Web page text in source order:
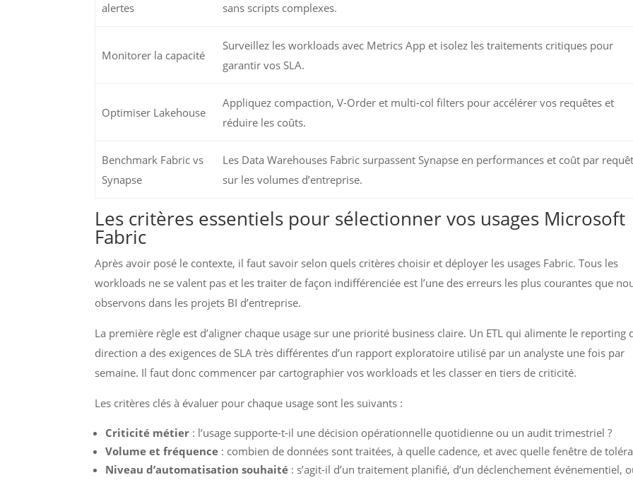
alertes
sans scripts complexes.
Monitorer la capacité
Surveillez les workloads avec Metrics App et isolez les traitements critiques pour
garantir vos SLA.
Optimiser Lakehouse
Appliquez compaction, V-Order et multi-col filters pour accélérer vos requêtes et
réduire les coûts.
Benchmark Fabric vs
Synapse
Les Data Warehouses Fabric surpassent Synapse en performances et coût par
sur les volumes d’entreprise.
Les critères essentiels pour sélectionner vos usages Microsoft
Fabric
Après avoir posé le contexte, il faut savoir selon quels critères choisir et déployer les usages Fabric. Tous les
workloads ne se valent pas et les traiter de façon indifférenciée est l’une des erreurs les plus courantes que
observons dans les projets BI d’entreprise.
La première règle est d’aligner chaque usage sur une priorité business claire. Un ETL qui alimente le reporting
direction a des exigences de SLA très différentes d’un rapport exploratoire utilisé par un analyste une fois par
semaine. Il faut donc commencer par cartographier vos workloads et les classer en tiers de criticité.
Les critères clés à évaluer pour chaque usage sont les suivants :
Criticité métier : l’usage supporte-t-il une décision opérationnelle quotidienne ou un audit trimestriel ?
Volume et fréquence : combien de données sont traitées, à quelle cadence, et avec quelle fenêtre de
Niveau d’automatisation souhaité : s’agit-il d’un traitement planifié, d’un déclenchement événementiel,